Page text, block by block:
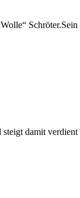
steigt damit verdient